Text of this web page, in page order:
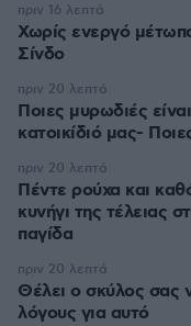
Χωρίς ενεργό
Σίνδο
πριν 16 λεπτά
Ποιες μυρωδιές
κατοικίδιό μας-
πριν 20 λεπτά
Πέντε ρούχα και
κυνήγι της τέλειας
παγίδα
πριν 20 λεπτά
Θέλει ο σκύλος σας
λόγους για αυτό
πριν 20 λεπτά